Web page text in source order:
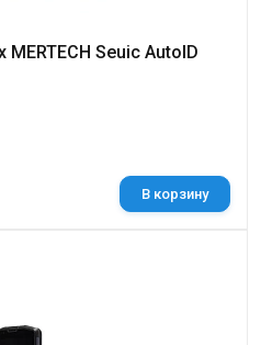
Seuic AutoID
В корзину